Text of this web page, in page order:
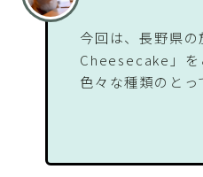
今回は、長野県
Cheesecake」を
色々な種類のと